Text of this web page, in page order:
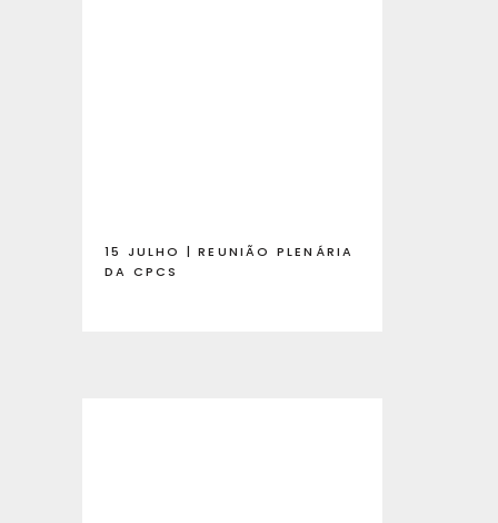
15 JULHO | REUNIÃO PLENÁRIA
DA CPCS